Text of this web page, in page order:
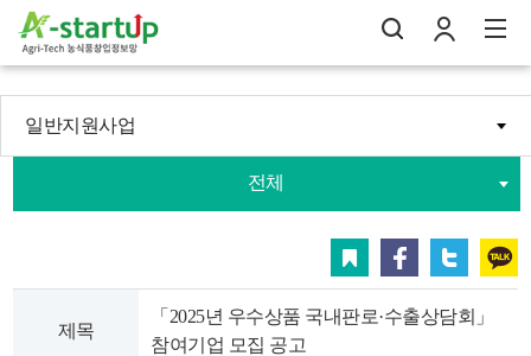
전
일반지원사업
전체
트위터 카카오
제목
「2025년 우수상품 국내판로·수출상담회」
참여기업 모집 공고